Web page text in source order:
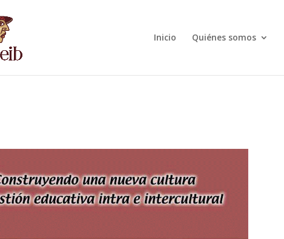
Inicio Quiénes somos